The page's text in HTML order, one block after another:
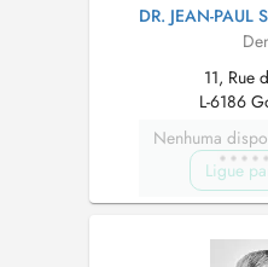
DR. JEAN-PAUL
11, Rue
L-6186
Nenhuma
Ligue